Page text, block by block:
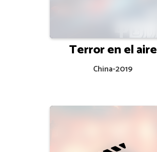
Terror en el aire
China-2019